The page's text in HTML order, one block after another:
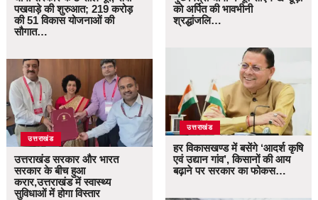
पखवाड़े की शुरुआत; 219 करोड़
की 51 विकास योजनाओं की
सौगात…
उत्तराखंड
उत्तराखंड सरकार और भारत
सरकार के बीच हुआ
करार,उत्तराखंड में स्वास्थ्य
सुविधाओं में होगा विस्तार
को अर्पित की भावभीनी
श्रद्धांजलि…
उत्तराखंड
हर विकासखण्ड में बसेंगे ‘आदर्श कृषि
एवं उद्यान गांव’, किसानों की आय
बढ़ाने पर सरकार का फोकस…